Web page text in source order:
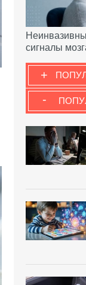
сигналы
+
-